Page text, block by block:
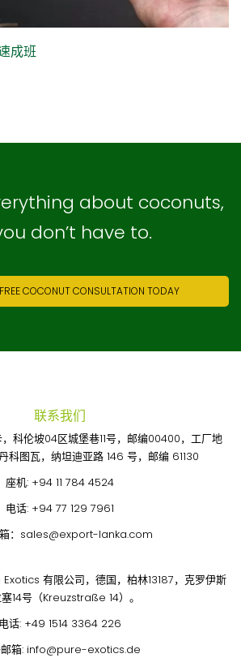
成班
about coconuts,
don’t have to.
COCONUT CONSULTATION TODAY
联系我们
科伦坡04区城堡巷11号，邮编00400，工厂地
科图瓦，纳坦迪亚路 146 号，邮编 61130
座机: +94 11 784 4524
电话: +94 77 129 7961
： sales@export-lanka.com
有限公司，德国，柏林13187，克罗伊斯
14号（Kreuzstraße 14）。
电话: +49 1514 3364 226
箱: info@pure-exotics.de